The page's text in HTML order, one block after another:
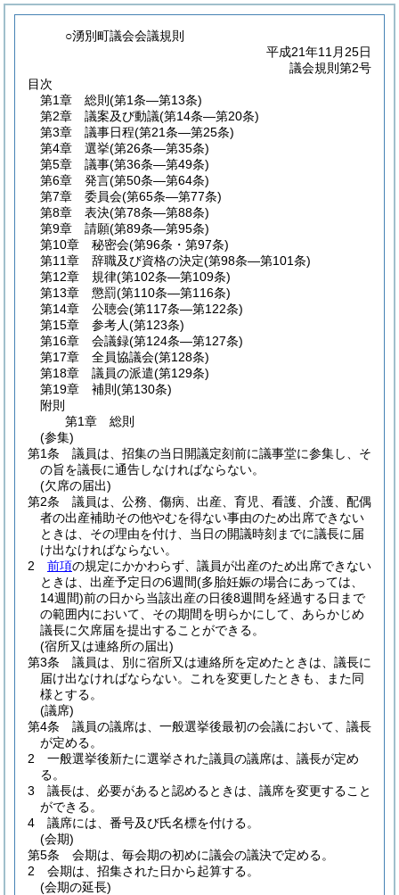
○湧別町議会会議規則
平成21年11月25日
議会規則第2号
目次
第1章
総則 (第1条―第13条)
第2章
議案及び動議(第14条―第20条)
第3章
議事日程(第21条―第25条)
第4章
選挙(第26条―第35条)
第5章
議事(第36条―第49条)
第6章
発言(第50条―第64条)
第7章
委員会(第65条―第77条)
第8章
表決(第78条―第88条)
第9章
請願(第89条―第95条)
第10章
秘密会(第96条・第97条)
第11章
辞職及び資格の決定(第98条―第101条)
第12章
規律(第102条―第109条)
第13章
懲罰(第110条―第116条)
第14章
公聴会(第117条―第122条)
第15章
参考人(第123条)
第16章
会議録(第124条―第127条)
第17章
全員協議会(第128条)
第18章
議員の派遣(第129条)
第19章
補則 (第130条)
附則
第1章
総則
(参集)
第1条
議員は、招集の当日開議定刻前に議事堂に参集し、そ
の旨を議長に通告しなければならない。
(欠席の届出)
第2条
議員は、公務、傷病、出産、育児、看護、介護、配偶
者の出産補助その他やむを得ない事由のため出席できない
ときは、その理由を付け、当日の開議時刻までに議長に届
け出なければならない。
2
前項の規定にかかわらず、議員が出産のため出席できない
ときは、出産予定日の6週間(多胎妊娠の場合にあっては、
14週間)前の日から当該出産の日後8週間を経過する日まで
の範囲内において、その期間を明らかにして、あらかじめ
議長に欠席届を提出することができる。
(宿所又は連絡所の届出)
第3条
議員は、別に宿所又は連絡所を定めたときは、議長に
届け出なければならない。
これを変更したときも、また同
様とする。
(議席)
第4条
議員の議席は、一般選挙後最初の会議において、議長
が定める。
2
一般選挙後新たに選挙された議員の議席は、議長が定め
る。
3
議長は、必要があると認めるときは、議席を変更すること
ができる。
4
議席には、番号及び氏名標を付ける。
(会期)
第5条
会期は、毎会期の初めに議会の議決で定める。
2
会期は、招集された日から起算する。
(会期の延長)